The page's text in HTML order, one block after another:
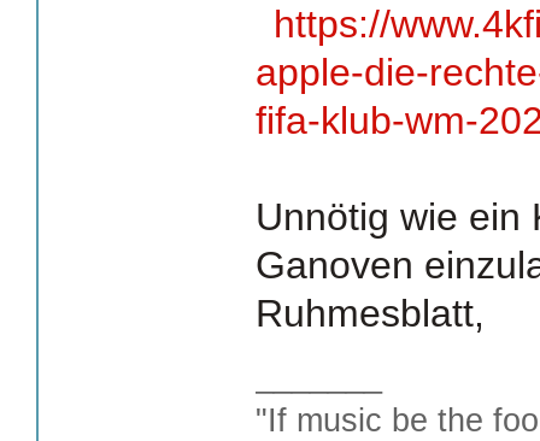
https://
apple-die-
fifa-klub-wm-
Unnötig wie ein
Ganoven
Ruhmesblatt,
"If music be the